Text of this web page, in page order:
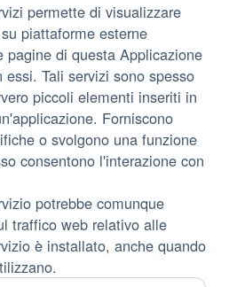
permette di visualizzare
piattaforme esterne
pagine di questa Applicazione
Tali servizi sono spesso
piccoli elementi inseriti in
Forniscono
o svolgono una funzione
consentono l'interazione con
potrebbe comunque
traffico web relativo alle
è installato, anche quando